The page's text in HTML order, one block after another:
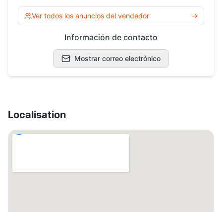
Ver todos los anuncios del vendedor →
Información de contacto
Mostrar correo electrónico
Localisation